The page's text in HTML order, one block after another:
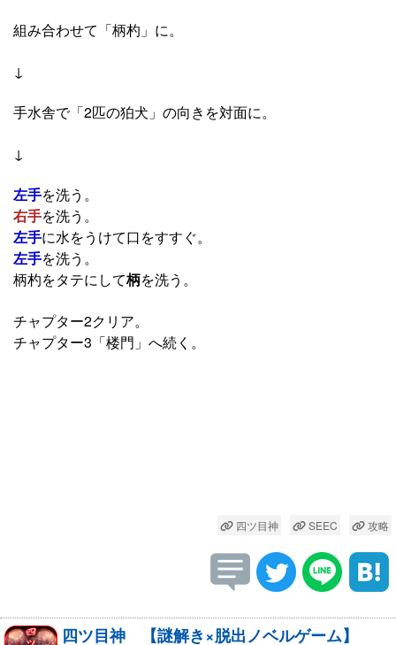
組み合わせて「柄杓」に。
↓
手水舎で「2匹の狛犬」の向きを対面に。
↓
左手を洗う。
右手を洗う。
左手に水をうけて口をすすぐ。
左手を洗う。
柄杓をタテにして柄を洗う。
チャプター2クリア。
チャプター3「楼門」へ続く。
四ツ目神 SEEC 攻略
四ツ目神 【謎解き×脱出ノベルゲーム】